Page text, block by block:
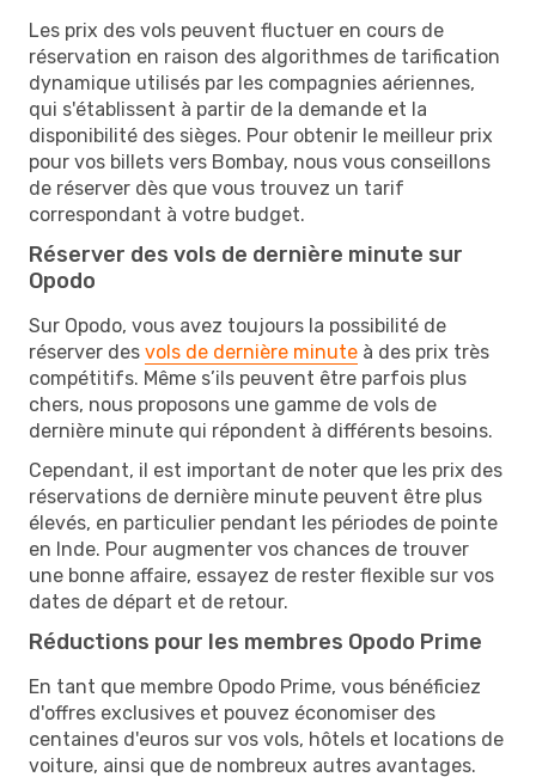
Les prix des vols peuvent fluctuer en cours de
réservation en raison des algorithmes de tarification
dynamique utilisés par les compagnies aériennes,
qui s'établissent à partir de la demande et la
disponibilité des sièges. Pour obtenir le meilleur prix
pour vos billets vers Bombay, nous vous conseillons
de réserver dès que vous trouvez un tarif
correspondant à votre budget.
Réserver des vols de dernière minute sur
Opodo
Sur Opodo, vous avez toujours la possibilité de
réserver des vols de dernière minute à des prix très
compétitifs. Même s’ils peuvent être parfois plus
chers, nous proposons une gamme de vols de
dernière minute qui répondent à différents besoins.
Cependant, il est important de noter que les prix des
réservations de dernière minute peuvent être plus
élevés, en particulier pendant les périodes de pointe
en Inde. Pour augmenter vos chances de trouver
une bonne affaire, essayez de rester flexible sur vos
dates de départ et de retour.
Réductions pour les membres Opodo Prime
En tant que membre Opodo Prime, vous bénéficiez
d'offres exclusives et pouvez économiser des
centaines d'euros sur vos vols, hôtels et locations de
voiture, ainsi que de nombreux autres avantages.